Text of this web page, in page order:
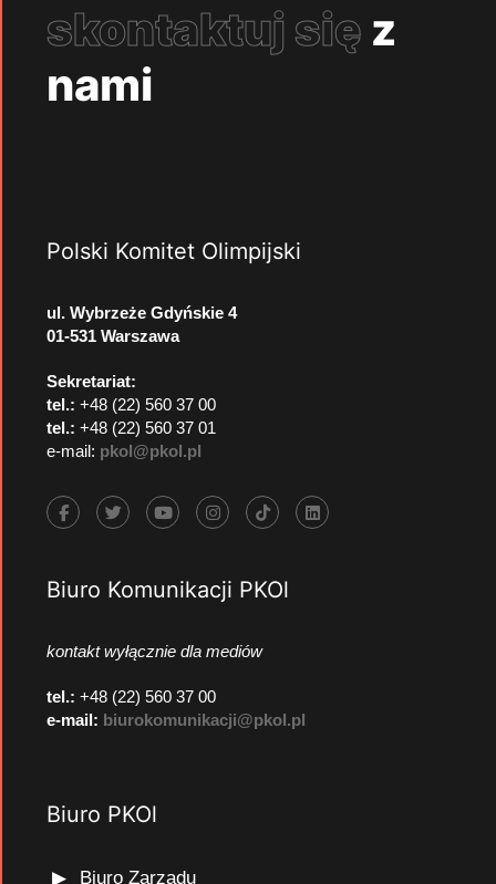
skontaktuj się z
nami
Polski Komitet Olimpijski
ul. Wybrzeże Gdyńskie 4
01-531 Warszawa
Sekretariat:
tel.: +48 (22) 560 37 00
tel.: +48 (22) 560 37 01
e-mail: pkol@pkol.pl
Biuro Komunikacji PKOl
kontakt wyłącznie dla mediów
tel.: +48 (22) 560 37 00
e-mail: biurokomunikacji@pkol.pl
Biuro PKOl
Biuro Zarządu